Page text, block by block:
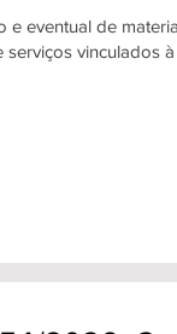
e eventual de
vinculados